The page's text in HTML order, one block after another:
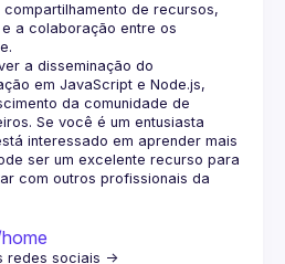
de recursos,
a colaboração entre os
a disseminação do
em JavaScript e Node.js,
da comunidade de
Se você é um entusiasta
interessado em aprender mais
ser um excelente recurso para
com outros profissionais da